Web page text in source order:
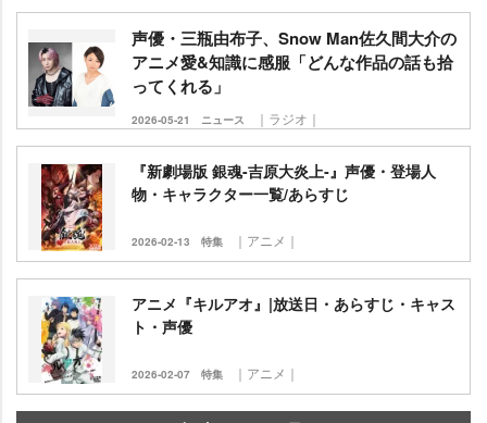
声優・三瓶由布子、Snow Man佐久間大介の
アニメ愛&知識に感服「どんな作品の話も拾
ってくれる」
2026-05-21 ニュース ｜ラジオ｜
『新劇場版 銀魂-吉原大炎上‐』声優・登場人
物・キャラクター一覧/あらすじ
2026-02-13 特集 ｜アニメ｜
アニメ『キルアオ』|放送日・あらすじ・キャス
ト・声優
2026-02-07 特集 ｜アニメ｜